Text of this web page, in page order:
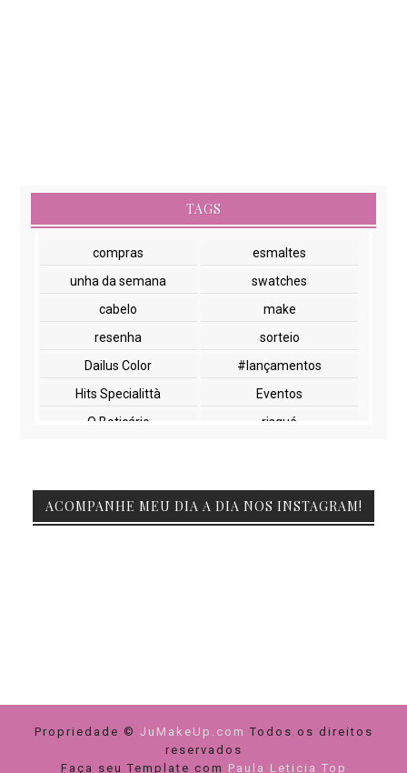
TAGS
compras
esmaltes
unha da semana
swatches
cabelo
make
resenha
sorteio
Dailus Color
#lançamentos
Hits Specialittà
Eventos
O Boticário
risqué
Beauty Fair
Embelleze
Pink Casa da Manicura
Yes Cosmetics
cuidados com cabelos
dicas de compras
paleta de sombra
ACOMPANHE MEU DIA A DIA NOS INSTAGRAM!
Propriedade © JuMakeUp.com Todos os direitos
reservados
Faça seu Template com Paula Leticia Top